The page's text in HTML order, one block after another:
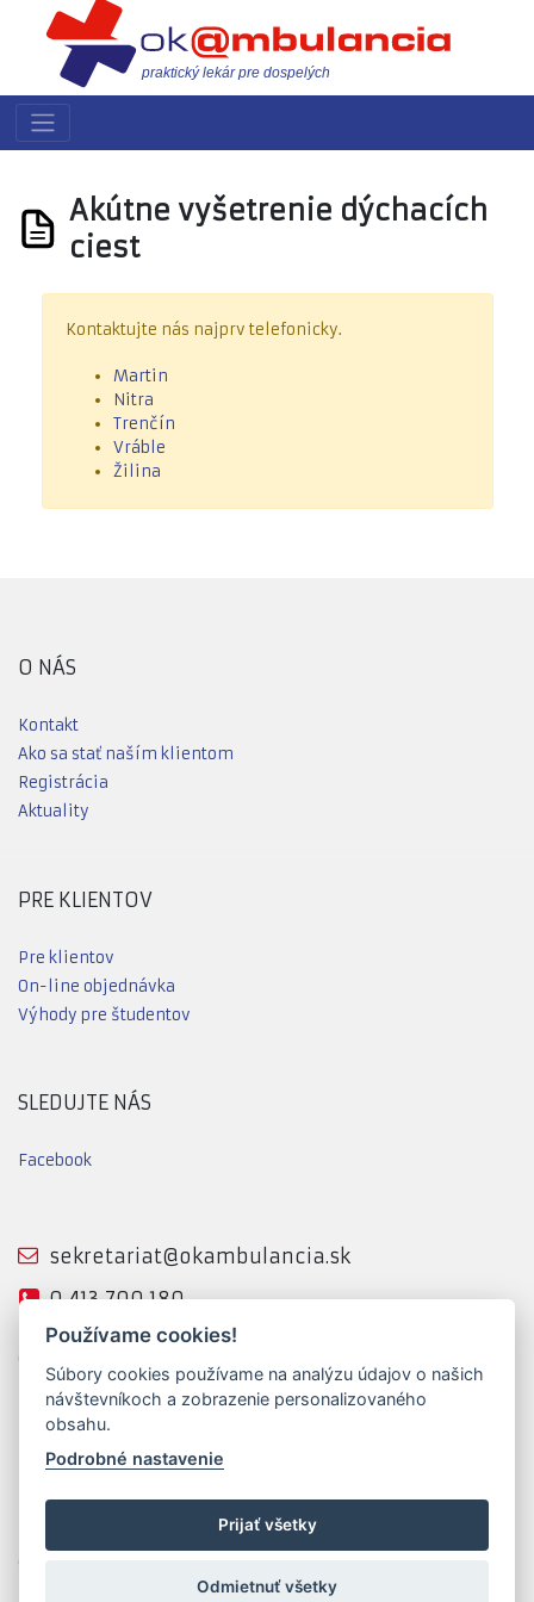
praktický lekár pre dospelých
Akútne vyšetrenie dýchacích
ciest
Kontaktujte nás najprv telefonicky.
Martin
Nitra
Trenčín
Vráble
Žilina
O NÁS
Kontakt
Ako sa stať naším klientom
Registrácia
Aktuality
PRE KLIENTOV
Pre klientov
On-line objednávka
Výhody pre študentov
SLEDUJTE NÁS
Facebook
sekretariat@okambulancia.sk
0 413 700 180
Horná 116
022 01 Čadca
IČ: 52 214 192
Používame cookies!
Súbory cookies používame na analýzu údajov o našich
návštevníkoch a zobrazenie personalizovaného
obsahu.
Podrobné nastavenie
Prijať všetky
Odmietnuť všetky